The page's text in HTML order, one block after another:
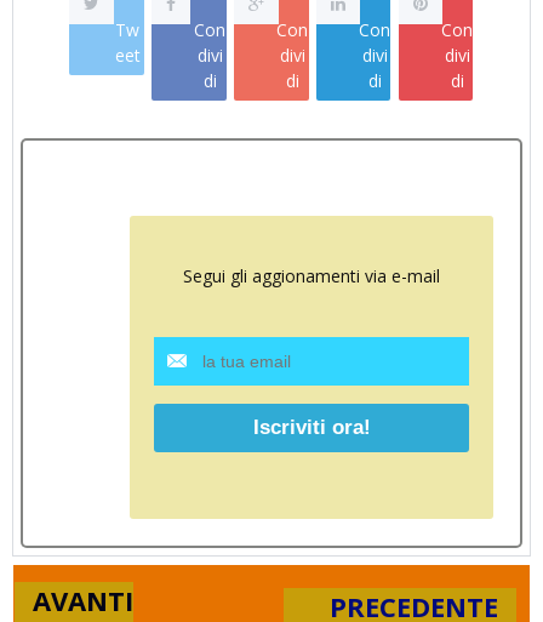
Tw
eet
Con
divi
di
Con
divi
di
Con
divi
di
Con
divi
di
Segui gli aggionamenti via e-mail
AVANTI PRECEDENTE